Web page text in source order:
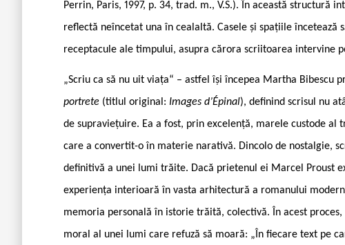
Perrin, Paris, 1997, p. 34, trad. m., V.S.). În această structură
reflectă neîncetat una în cealaltă. Casele și spațiile încetează
receptacule ale timpului, asupra cărora scriitoarea intervine
„Scriu ca să nu uit viața“ – astfel își începea Martha Bibescu
portrete (titlul original: Images d’Épinal), definind scrisul nu
de supraviețuire. Ea a fost, prin excelență, marele custode al
care a convertit-o în materie narativă. Dincolo de nostalgie,
definitivă a unei lumi trăite. Dacă prietenul ei Marcel Proust
experiența interioară în vasta arhitectură a romanului
memoria personală în istorie trăită, colectivă. În acest
moral al unei lumi care refuză să moară: „În fiecare text pe